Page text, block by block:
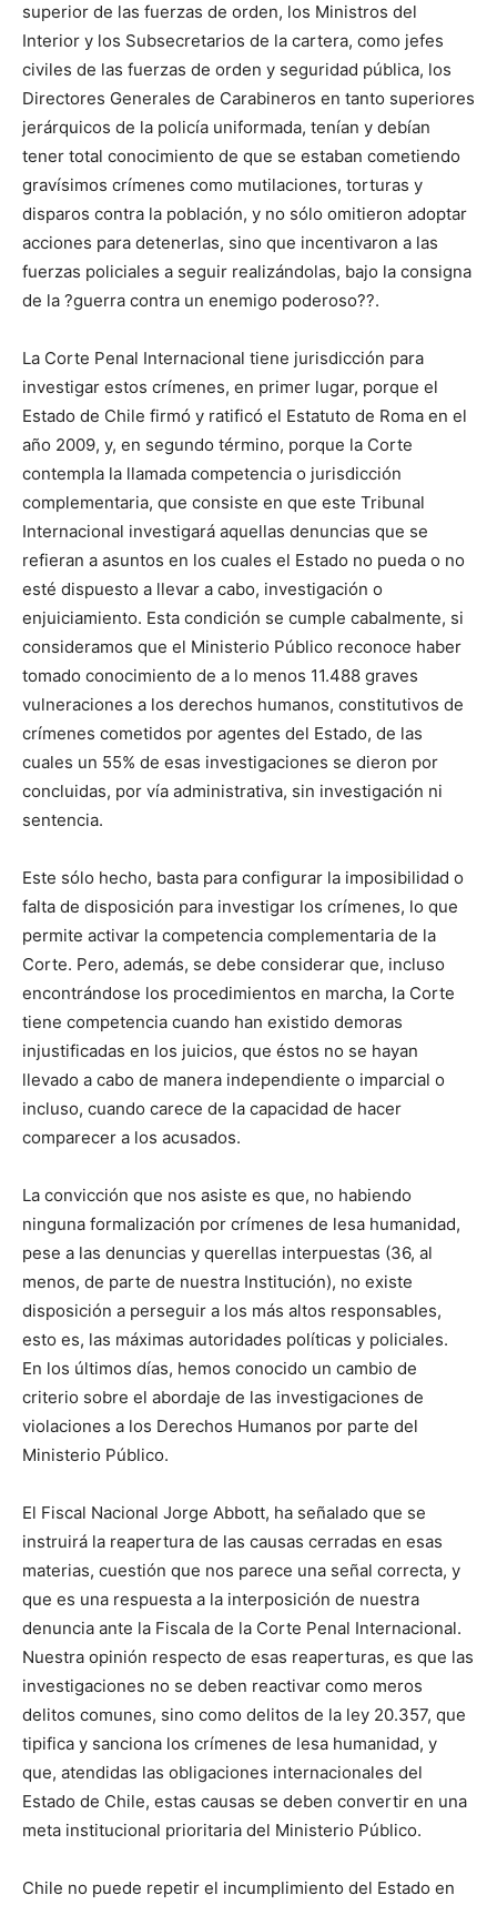
superior de las fuerzas de orden, los Ministros del
Interior y los Subsecretarios de la cartera, como jefes
civiles de las fuerzas de orden y seguridad pública, los
Directores Generales de Carabineros en tanto superiores
jerárquicos de la policía uniformada, tenían y debían
tener total conocimiento de que se estaban cometiendo
gravísimos crímenes como mutilaciones, torturas y
disparos contra la población, y no sólo omitieron adoptar
acciones para detenerlas, sino que incentivaron a las
fuerzas policiales a seguir realizándolas, bajo la consigna
de la ?guerra contra un enemigo poderoso??.
La Corte Penal Internacional tiene jurisdicción para
investigar estos crímenes, en primer lugar, porque el
Estado de Chile firmó y ratificó el Estatuto de Roma en el
año 2009, y, en segundo término, porque la Corte
contempla la llamada competencia o jurisdicción
complementaria, que consiste en que este Tribunal
Internacional investigará aquellas denuncias que se
refieran a asuntos en los cuales el Estado no pueda o no
esté dispuesto a llevar a cabo, investigación o
enjuiciamiento. Esta condición se cumple cabalmente, si
consideramos que el Ministerio Público reconoce haber
tomado conocimiento de a lo menos 11.488 graves
vulneraciones a los derechos humanos, constitutivos de
crímenes cometidos por agentes del Estado, de las
cuales un 55% de esas investigaciones se dieron por
concluidas, por vía administrativa, sin investigación ni
sentencia.
Este sólo hecho, basta para configurar la imposibilidad o
falta de disposición para investigar los crímenes, lo que
permite activar la competencia complementaria de la
Corte. Pero, además, se debe considerar que, incluso
encontrándose los procedimientos en marcha, la Corte
tiene competencia cuando han existido demoras
injustificadas en los juicios, que éstos no se hayan
llevado a cabo de manera independiente o imparcial o
incluso, cuando carece de la capacidad de hacer
comparecer a los acusados.
La convicción que nos asiste es que, no habiendo
ninguna formalización por crímenes de lesa humanidad,
pese a las denuncias y querellas interpuestas (36, al
menos, de parte de nuestra Institución), no existe
disposición a perseguir a los más altos responsables,
esto es, las máximas autoridades políticas y policiales.
En los últimos días, hemos conocido un cambio de
criterio sobre el abordaje de las investigaciones de
violaciones a los Derechos Humanos por parte del
Ministerio Público.
El Fiscal Nacional Jorge Abbott, ha señalado que se
instruirá la reapertura de las causas cerradas en esas
materias, cuestión que nos parece una señal correcta, y
que es una respuesta a la interposición de nuestra
denuncia ante la Fiscala de la Corte Penal Internacional.
Nuestra opinión respecto de esas reaperturas, es que las
investigaciones no se deben reactivar como meros
delitos comunes, sino como delitos de la ley 20.357, que
tipifica y sanciona los crímenes de lesa humanidad, y
que, atendidas las obligaciones internacionales del
Estado de Chile, estas causas se deben convertir en una
meta institucional prioritaria del Ministerio Público.
Chile no puede repetir el incumplimiento del Estado en